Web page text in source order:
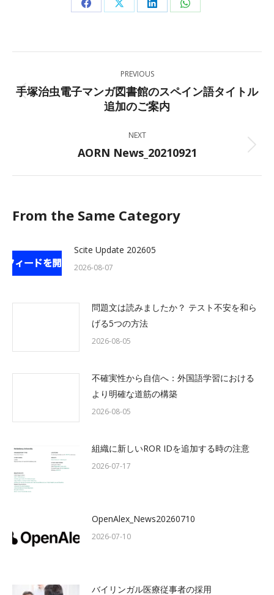
Share
Facebook
Share
X
Share
LinkedIn
Share
WhatsApp
navigation
PREVIOUS
Previous
post:
手塚治虫電子マンガ図書館のスペイン語タイトル
追加のご案内
NEXT
Next
AORN News_20210921
From the Same Category
Scite Update 202605
2026-08-07
問題文は読みましたか？ テスト不安を和ら
げる5つの方法
2026-08-05
不確実性から自信へ：外国語学習における
より明確な道筋の構築
2026-08-05
組織に新しいROR IDを追加する時の注意
2026-07-17
OpenAlex_News20260710
2026-07-10
バイリンガル医療従事者の採用